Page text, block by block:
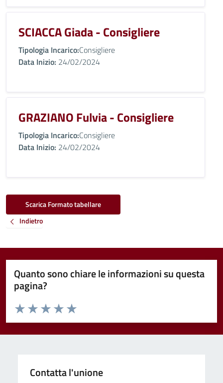
SCIACCA Giada - Consigliere
Tipologia Incarico:Consigliere
Data Inizio: 24/02/2024
GRAZIANO Fulvia - Consigliere
Tipologia Incarico:Consigliere
Data Inizio: 24/02/2024
Scarica Formato tabellare
Indietro
Quanto sono chiare le informazioni su questa
pagina?
Valuta da 1 a 5 stelle la pagina
Valuta 5 stelle su 5
Valuta 4 stelle su 5
Valuta 3 stelle su 5
Valuta 2 stelle su 5
Valuta 1 stelle su 5
Contatta l'unione